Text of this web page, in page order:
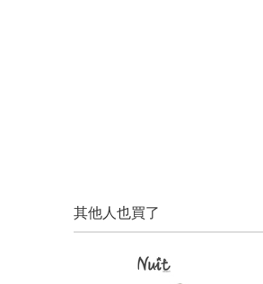
其他人也買了